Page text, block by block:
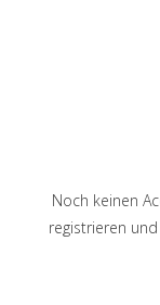
Noch keinen
registrieren